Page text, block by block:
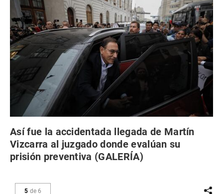
Así fue la accidentada llegada de Martín
Vizcarra al juzgado donde evalúan su
prisión preventiva (GALERÍA)
5 de 6